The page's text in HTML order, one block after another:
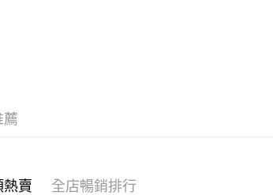
薦
賣 全店暢銷排行